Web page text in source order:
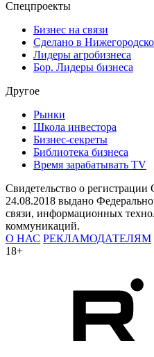
Спецпроекты
Бизнес на связи
Сделано в
Лидеры агробизнеса
Бор. Лидеры бизнеса
Другое
Рынки
Школа инвестора
Бизнес-секреты
Библиотека бизнеса
Время зарабатывать TV
Свидетельство о
24.08.2018 выдано
связи, информационных
коммуникаций.
О НАС РЕКЛАМОДАТЕЛЯМ
18+